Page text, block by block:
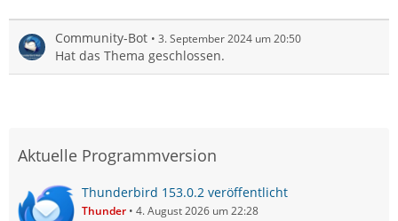
Community-Bot 3. September 2024 um 20:50
Hat das Thema geschlossen.
Aktuelle Programmversion
Thunderbird 153.0.2 veröffentlicht
Thunder 4. August 2026 um 22:28